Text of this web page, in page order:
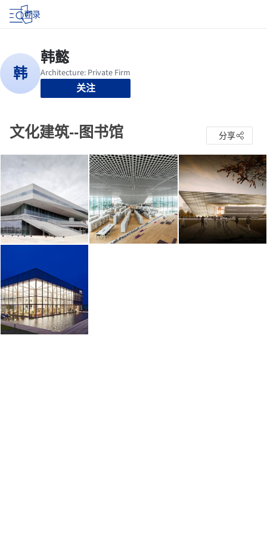
登录
关注
文化建筑--图书馆 分享